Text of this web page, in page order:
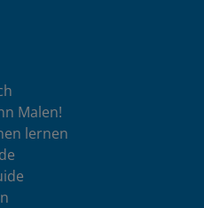
Malen!
lernen